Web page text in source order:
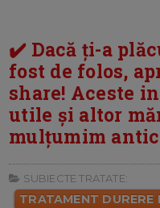
✔️ Dacă ți-a
fost de folos,
share! Aceste
utile și altor
mulțumim
SUBIECTE TRATATE:
TRATAMENT DURERE